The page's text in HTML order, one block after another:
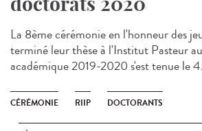
La 8ème cérémonie en l'honneur des
terminé leur thèse à l'Institut Pasteur
académique 2019-2020 s'est tenue le
CÉRÉMONIE RIIP DOCTORANTS